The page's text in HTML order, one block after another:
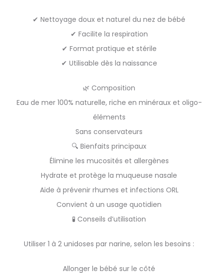
✔ Nettoyage doux et naturel du nez de bébé
✔ Facilite la respiration
✔ Format pratique et stérile
✔ Utilisable dès la naissance
🌿 Composition
Eau de mer 100% naturelle, riche en minéraux et oligo-
éléments
Sans conservateurs
🔍 Bienfaits principaux
Élimine les mucosités et allergènes
Hydrate et protège la muqueuse nasale
Aide à prévenir rhumes et infections ORL
Convient à un usage quotidien
🧪 Conseils d’utilisation
Utiliser 1 à 2 unidoses par narine, selon les besoins :
Allonger le bébé sur le côté